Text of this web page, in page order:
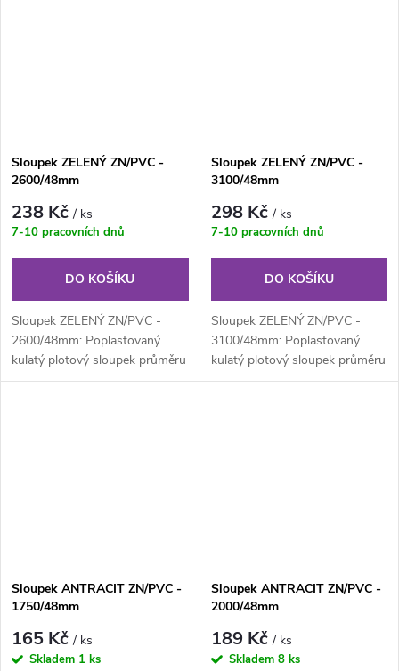
Sloupek ZELENÝ ZN/PVC -
2600/48mm
238 Kč/ ks
7-10 pracovních dnů
DO KOŠÍKU
Sloupek ZELENÝ ZN/PVC -
2600/48mm: Poplastovaný
kulatý plotový sloupek průměru
48 mm, výška 260 cm.
Sloupek ZELENÝ ZN/PVC -
3100/48mm
298 Kč/ ks
7-10 pracovních dnů
DO KOŠÍKU
Sloupek ZELENÝ ZN/PVC -
3100/48mm: Poplastovaný
kulatý plotový sloupek průměru
48 mm, výška 310 cm.
Sloupek ANTRACIT ZN/PVC -
1750/48mm
165 Kč/ ks
Skladem 1 ks
Sloupek ANTRACIT ZN/PVC -
2000/48mm
189 Kč/ ks
Skladem 8 ks